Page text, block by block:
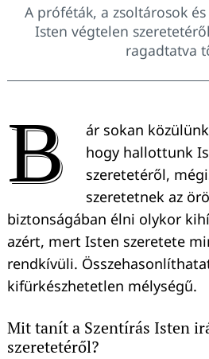
A próféták, a zsoltárosok
Isten végtelen
ragadtatva
B
ár sokan
hogy hallottunk
szeretetéről,
szeretetnek az
biztonságában élni olykor
azért, mert Isten szeretete
rendkívüli.
kifürkészhetetlen mélységű.
Mit tanít a Szentírás Isten
szeretetéről?